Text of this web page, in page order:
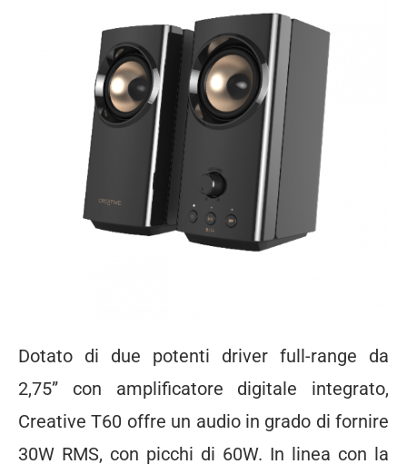
Dotato di due potenti driver full-range da
2,75” con amplificatore digitale integrato,
Creative T60 offre un audio in grado di fornire
30W RMS, con picchi di 60W. In linea con la